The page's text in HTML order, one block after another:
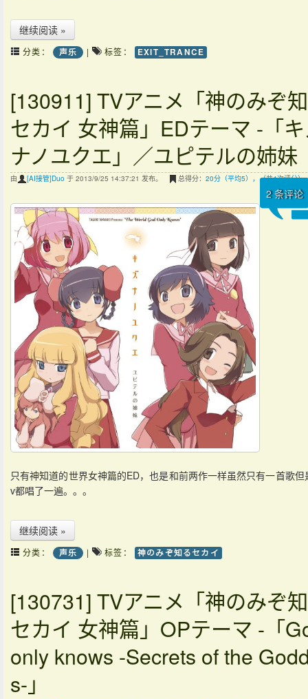
继续阅读 »
分类： 声乐 | 标签： EXIT_TRANCE
[130911] TVアニメ「神のみぞ
セカイ 女神篇」EDテーマ -「
ナノユクエ」／ユピテルの姉妹
由 [AI接管]Duo 于 2013/9/25 14:37:21 发布。 总得分： 20分（平均5），（共4次评分）
2条评论
只有神知道的世界女神篇的ED，也是和前两作一样虽然只有一首歌但
v都唱了一遍。。。
继续阅读 »
分类： 声乐 | 标签： 神のみぞ知るセカイ
[130731] TVアニメ「神のみぞ
セカイ 女神篇」OPテーマ -「
only knows -Secrets of the
s-」